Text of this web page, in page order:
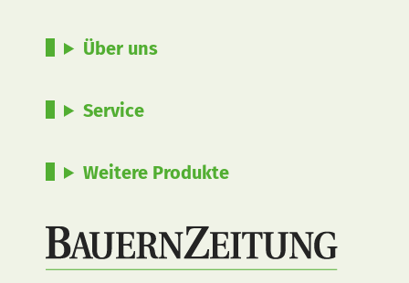
Über uns
Service
Weitere Produkte